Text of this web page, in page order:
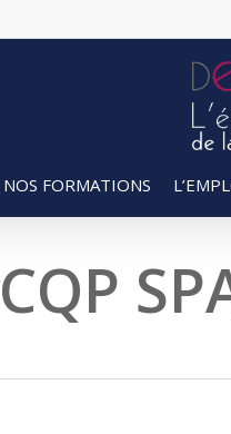
NOS FORMATIONS